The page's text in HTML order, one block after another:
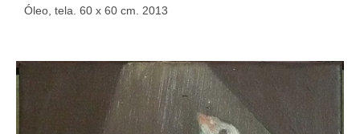
Óleo, tela. 60 x 60 cm. 2013